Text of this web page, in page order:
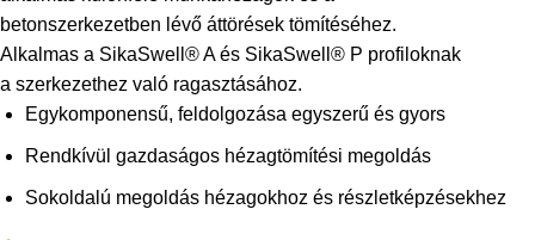
betonszerkezetben lévő áttörések tömítéséhez.
Alkalmas a SikaSwell® A és SikaSwell® P profiloknak
a szerkezethez való ragasztásához.
Egykomponensű, feldolgozása egyszerű és gyors
Rendkívül gazdaságos hézagtömítési megoldás
Sokoldalú megoldás hézagokhoz és részletképzésekhez